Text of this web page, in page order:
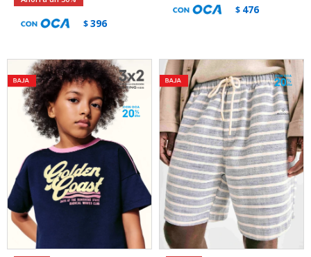
$396
$ 476